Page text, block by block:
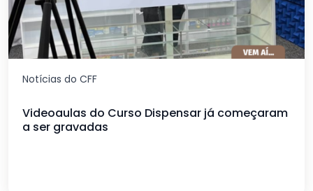
Notícias do CFF
Videoaulas do Curso Dispensar já começaram
a ser gravadas